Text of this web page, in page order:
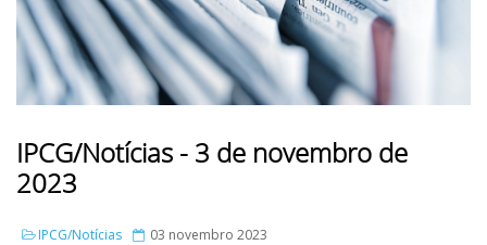
IPCG/Notícias - 3 de novembro de
2023
IPCG/Notícias 03 novembro 2023